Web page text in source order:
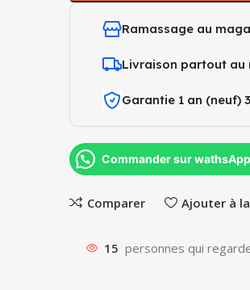
Ramassage au
Livraison partout au
Garantie 1 an (neuf)
Commander sur wathsApp
Comparer Ajouter à
15 personnes qui